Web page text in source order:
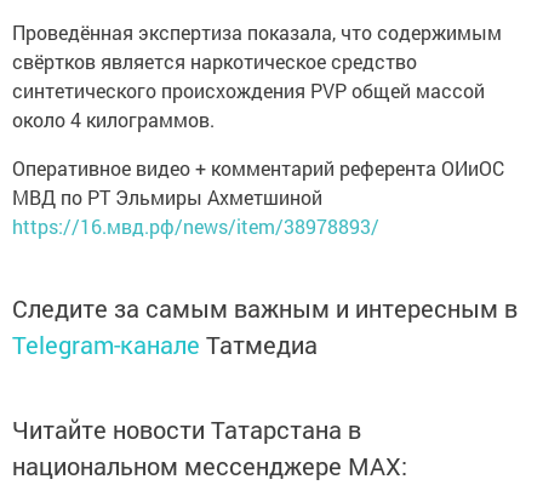
Проведённая экспертиза показала, что содержимым
свёртков является наркотическое средство
синтетического происхождения PVP общей массой
около 4 килограммов.
Оперативное видео + комментарий референта ОИиОС
МВД по РТ Эльмиры Ахметшиной
https://16.мвд.рф/news/item/38978893/
Следите за самым важным и интересным в
Telegram-канале Татмедиа
Читайте новости Татарстана в
национальном мессенджере MАХ: